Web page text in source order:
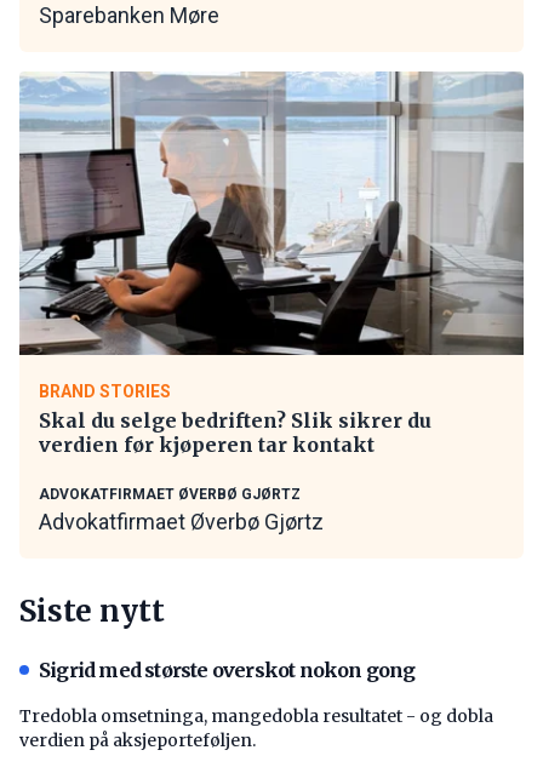
Sparebanken Møre
BRAND STORIES
Skal du selge bedriften? Slik sikrer du
verdien før kjøperen tar kontakt
ADVOKATFIRMAET ØVERBØ GJØRTZ
Advokatfirmaet Øverbø Gjørtz
Siste nytt
Sigrid med største overskot nokon gong
Tredobla omsetninga, mangedobla resultatet - og dobla
verdien på aksjeporteføljen.